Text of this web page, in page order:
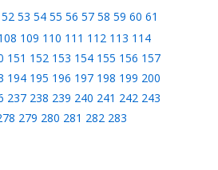
52 53 54 55 56 57 58 59 60 61
109 110 111 112 113 114
151 152 153 154 155 156 157
194 195 196 197 198 199 200
237 238 239 240 241 242 243
279 280 281 282 283